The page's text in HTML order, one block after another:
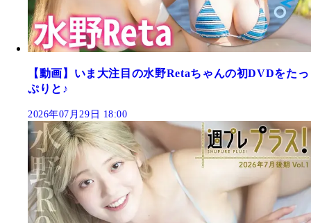
【動画】いま大注目の水野Retaちゃんの初DVDをたっ
ぷりと♪
2026年07月29日 18:00